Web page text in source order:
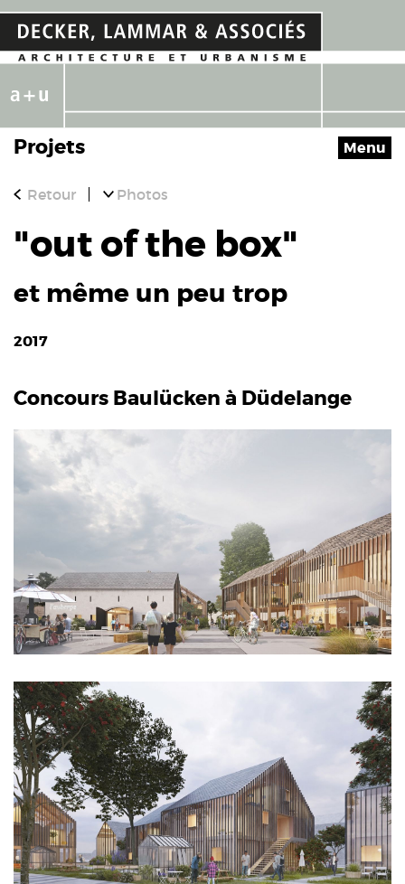
Projets Menu
Retour Photos
"out of the box"
et même un peu trop
2017
Concours Baulücken à Düdelange